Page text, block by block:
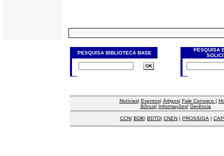
PESQUISA BIBLIOTECA BASE
PESQUISA
Notícias| Eventos| Artigos| Fale Conosco |
Bônus| Informações| Gerência
CCN| BDB| BDTD| CNEN | PROSSIGA |